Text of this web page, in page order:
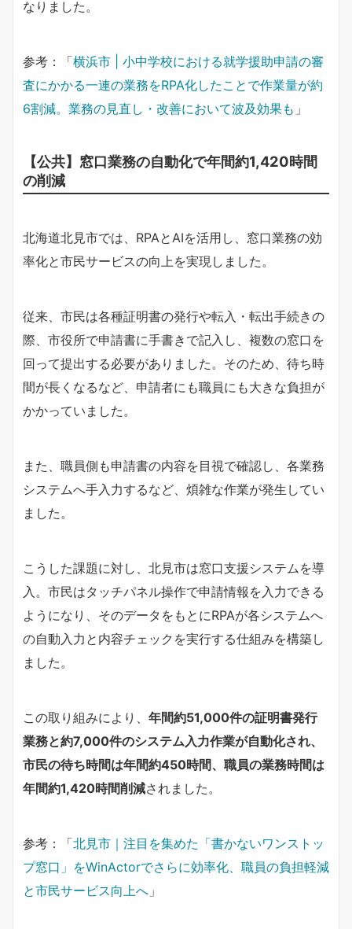
なりました。
参考：「横浜市 | 小中学校における就学援助申請の審
査にかかる一連の業務をRPA化したことで作業量が約
6割減。業務の見直し・改善において波及効果も 」
【公共】窓口業務の自動化で年間約1,420時間
の削減
北海道北見市では、RPAとAIを活用し、窓口業務の効
率化と市民サービスの向上を実現しました。
従来、市民は各種証明書の発行や転入・転出手続きの
際、市役所で申請書に手書きで記入し、複数の窓口を
回って提出する必要がありました。そのため、待ち時
間が長くなるなど、申請者にも職員にも大きな負担が
かかっていました。
また、職員側も申請書の内容を目視で確認し、各業務
システムへ手入力するなど、煩雑な作業が発生してい
ました。
こうした課題に対し、北見市は窓口支援システムを導
入。市民はタッチパネル操作で申請情報を入力できる
ようになり、そのデータをもとにRPAが各システムへ
の自動入力と内容チェックを実行する仕組みを構築し
ました。
この取り組みにより、 年間約51,000件の証明書発行
業務と約7,000件のシステム入力作業が自動化され、
市民の待ち時間は年間約450時間、職員の業務時間は
年間約1,420時間削減されました。
参考：「北見市｜注目を集めた「書かないワンストッ
プ窓口」をWinActorでさらに効率化、職員の負担軽減
と市民サービス向上へ 」